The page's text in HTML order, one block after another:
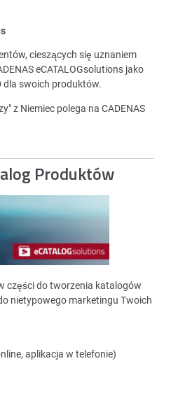
cieszących się uznaniem
eCATALOGsolutions jako
dla swoich produktów.
z Niemiec polega na CADENAS
Produktów
części do tworzenia katalogów
nietypowego marketingu Twoich
aplikacja w telefonie)